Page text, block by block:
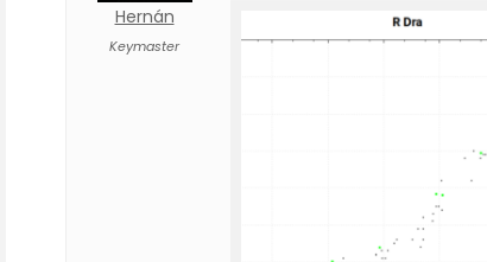
Hernán
Keymaster